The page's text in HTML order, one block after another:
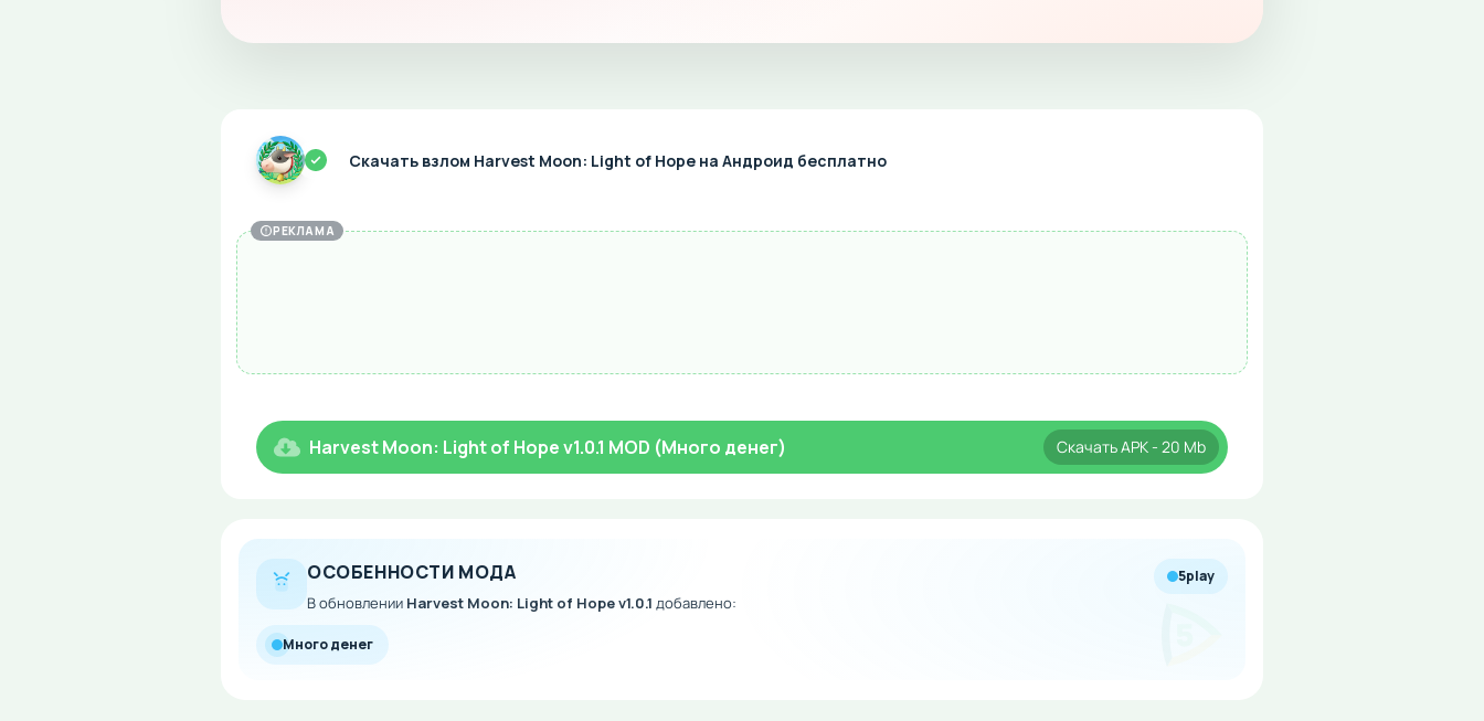
Скачать взлом Harvest Moon: Light of Hope на Андроид бесплатно
РЕКЛАМА
Harvest Moon: Light of Hope v1.0.1 MOD (Много денег) СкачатьAPK- 20 Mb
ОСОБЕННОСТИ МОДА
В обновлении Harvest Moon: Light of Hope v1.0.1 добавлено:
5play
Много денег